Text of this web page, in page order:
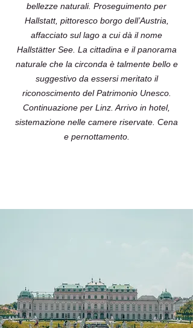
bellezze naturali. Proseguimento per
Hallstatt, pittoresco borgo dell’Austria,
affacciato sul lago a cui dà il nome
Hallstätter See. La cittadina e il panorama
naturale che la circonda è talmente bello e
suggestivo da essersi meritato il
riconoscimento del Patrimonio Unesco.
Continuazione per Linz. Arrivo in hotel,
sistemazione nelle camere riservate. Cena
e pernottamento.